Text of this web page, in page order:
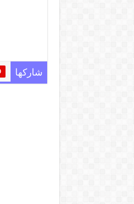
شاركها